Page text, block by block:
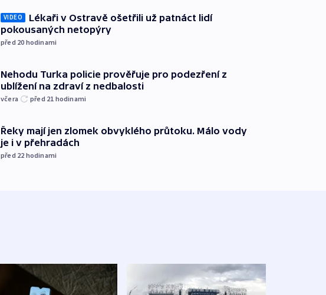
VIDEO
Lékaři v Ostravě ošetřili už patnáct lidí
pokousaných netopýry
před 20 hodinami
Nehodu Turka policie prověřuje pro podezření z
ublížení na zdraví z nedbalosti
včera před 21 hodinami
Řeky mají jen zlomek obvyklého průtoku. Málo vody
je i v přehradách
před 22 hodinami